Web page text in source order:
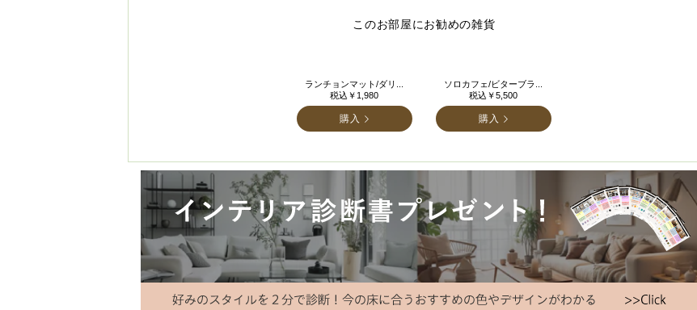
このお部屋にお勧めの雑貨
ランチョンマット/ダリ...
税込￥1,980
購入
ソロカフェ/ビターブラ...
税込￥5,500
購入